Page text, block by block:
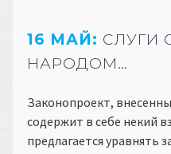
16 МАЙ: СЛУГИ
НАРОДОМ…
Законопроект,
содержит в себе некий
предлагается уравнять